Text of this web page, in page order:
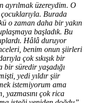
ayrılmaküzereydim. O
çocuklarıyla. Burada
o zaman daha bir yakın
başladık. Bu
ı. Hâlâ duruyor
benim onun şiirleri
çok sıkışık bir
bir süredir yaşadığı
yedi yıldır şiir
istemiyorum ama
yazmasını çok rica